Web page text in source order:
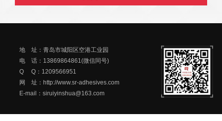
地 址：青岛市城阳区空港工业园
电 话：13869864861(微信同号)
Q Q：1209566951
网 址：http://www.sr-adhesives.com
E-mail：siruiyinshua@163.com